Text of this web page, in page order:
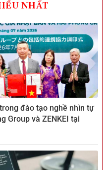
NHẤT
đào tạo nghề nhìn tự
Group và ZENKEI tại